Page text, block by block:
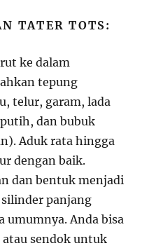
TATER TOTS:
ke dalam
tepung
telur, garam, lada
dan bubuk
Aduk rata hingga
dengan baik.
dan bentuk menjadi
panjang
umumnya. Anda bisa
sendok untuk